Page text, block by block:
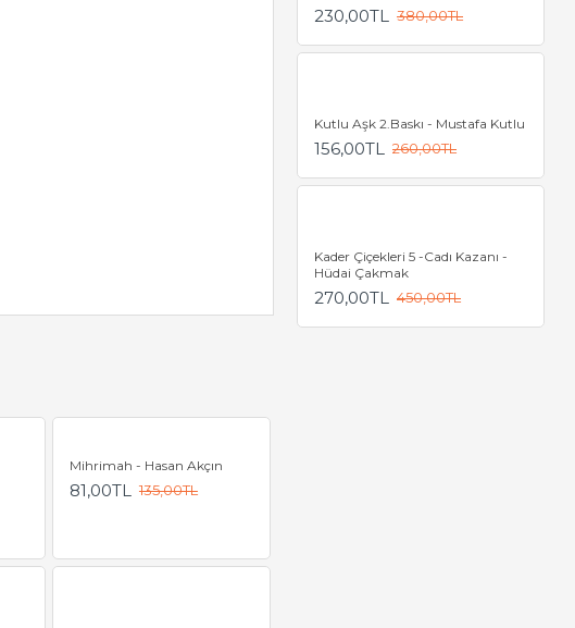
Mihrimah - Hasan Akçın
81,00TL 135,00TL
230,00TL 380,00TL
Kutlu Aşk 2.Baskı - Mustafa Kutlu
156,00TL 260,00TL
Kader Çiçekleri 5 -Cadı Kazanı -
Hüdai Çakmak
270,00TL 450,00TL